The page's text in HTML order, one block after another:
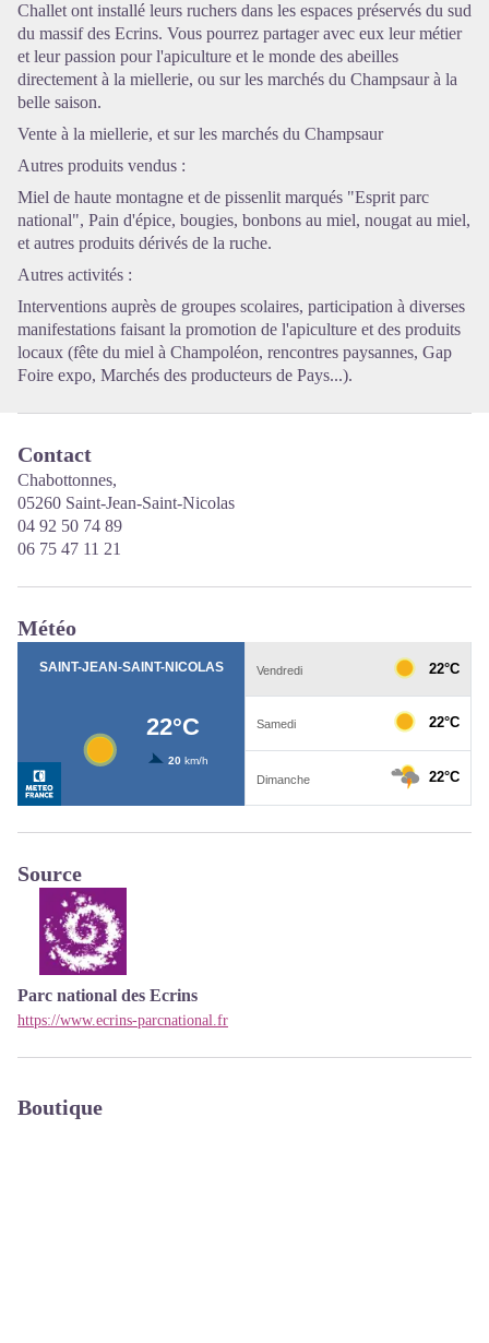
Voir l'image en plein écran
Challet ont installé leurs ruchers dans les espaces préservés du sud
du massif des Ecrins. Vous pourrez partager avec eux leur métier
et leur passion pour l'apiculture et le monde des abeilles
directement à la miellerie, ou sur les marchés du Champsaur à la
belle saison.
Vente à la miellerie, et sur les marchés du Champsaur
Autres produits vendus :
Miel de haute montagne et de pissenlit marqués "Esprit parc
national", Pain d'épice, bougies, bonbons au miel, nougat au miel,
et autres produits dérivés de la ruche.
Autres activités :
Interventions auprès de groupes scolaires, participation à diverses
manifestations faisant la promotion de l'apiculture et des produits
locaux (fête du miel à Champoléon, rencontres paysannes, Gap
Foire expo, Marchés des producteurs de Pays...).
Contact
Chabottonnes,
05260 Saint-Jean-Saint-Nicolas
04 92 50 74 89
06 75 47 11 21
Météo
Source
Parc national des Ecrins
https://www.ecrins-parcnational.fr
Boutique